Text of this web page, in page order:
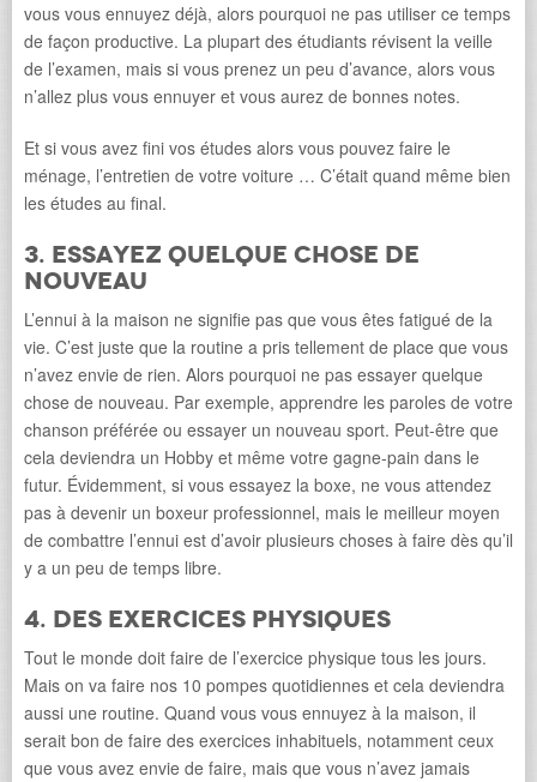
vous vous ennuyez déjà, alors pourquoi ne pas utiliser ce temps
de façon productive. La plupart des étudiants révisent la veille
de l’examen, mais si vous prenez un peu d’avance, alors vous
n’allez plus vous ennuyer et vous aurez de bonnes notes.
Et si vous avez fini vos études alors vous pouvez faire le
ménage, l’entretien de votre voiture … C’était quand même bien
les études au final.
3. Essayez quelque chose de
nouveau
L’ennui à la maison ne signifie pas que vous êtes fatigué de la
vie. C’est juste que la routine a pris tellement de place que vous
n’avez envie de rien. Alors pourquoi ne pas essayer quelque
chose de nouveau. Par exemple, apprendre les paroles de votre
chanson préférée ou essayer un nouveau sport. Peut-être que
cela deviendra un Hobby et même votre gagne-pain dans le
futur. Évidemment, si vous essayez la boxe, ne vous attendez
pas à devenir un boxeur professionnel, mais le meilleur moyen
de combattre l’ennui est d’avoir plusieurs choses à faire dès qu’il
y a un peu de temps libre.
4. Des exercices physiques
Tout le monde doit faire de l’exercice physique tous les jours.
Mais on va faire nos 10 pompes quotidiennes et cela deviendra
aussi une routine. Quand vous vous ennuyez à la maison, il
serait bon de faire des exercices inhabituels, notamment ceux
que vous avez envie de faire, mais que vous n’avez jamais